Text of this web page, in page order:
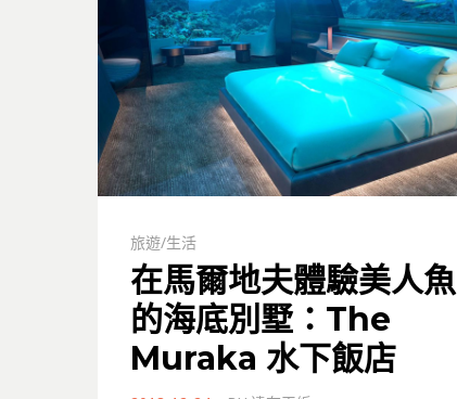
旅遊/生活
在馬爾地夫體驗美人魚
的海底別墅：The
Muraka 水下飯店